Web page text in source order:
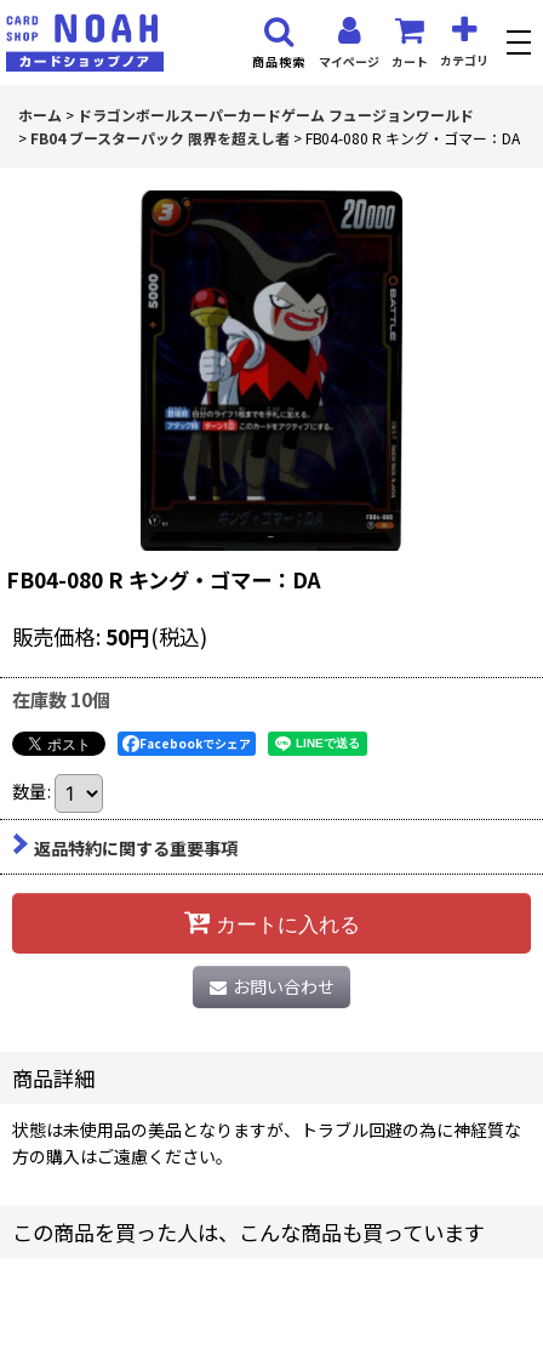
マイページ カート カテゴリ
商品検索
ホーム > ドラゴンボールスーパーカードゲーム フュージョンワールド
> FB04 ブースターパック 限界を超えし者 >FB04-080 R キング・ゴマー：DA
FB04-080 R キング・ゴマー：DA
販売価格: 50円(税込)
在庫数 10個
Facebookでシェア
数量:
返品特約に関する重要事項
カートに入れる
お問い合わせ
商品詳細
状態は未使用品の美品となりますが、トラブル回避の為に神経質な
方の購入はご遠慮ください。
この商品を買った人は、こんな商品も買っています